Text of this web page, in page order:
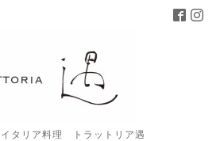
イタリア料理 トラットリア遇